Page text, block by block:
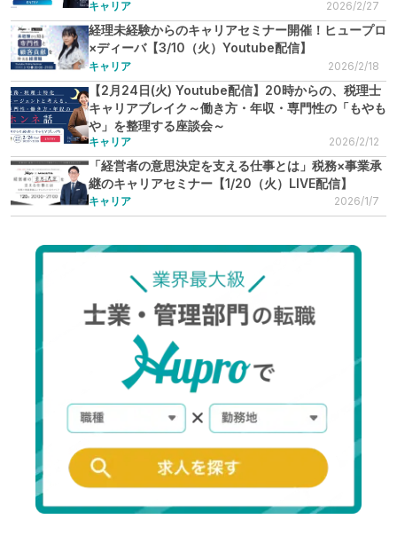
キャリア 2026/2/27
経理未経験からのキャリアセミナー開催！ヒュープロ
×ディーバ【3/10（火）Youtube配信】
キャリア 2026/2/18
【2月24日(火) Youtube配信】20時からの、税理士
キャリアブレイク～働き方・年収・専門性の「もやも
や」を整理する座談会～
キャリア 2026/2/12
「経営者の意思決定を支える仕事とは」税務×事業承
継のキャリアセミナー【1/20（火）LIVE配信】
キャリア 2026/1/7